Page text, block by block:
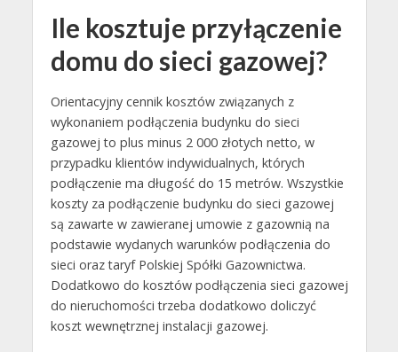
Ile kosztuje przyłączenie
domu do sieci gazowej?
Orientacyjny cennik kosztów związanych z
wykonaniem podłączenia budynku do sieci
gazowej to plus minus 2 000 złotych netto, w
przypadku klientów indywidualnych, których
podłączenie ma długość do 15 metrów. Wszystkie
koszty za podłączenie budynku do sieci gazowej
są zawarte w zawieranej umowie z gazownią na
podstawie wydanych warunków podłączenia do
sieci oraz taryf Polskiej Spółki Gazownictwa.
Dodatkowo do kosztów podłączenia sieci gazowej
do nieruchomości trzeba dodatkowo doliczyć
koszt wewnętrznej instalacji gazowej.